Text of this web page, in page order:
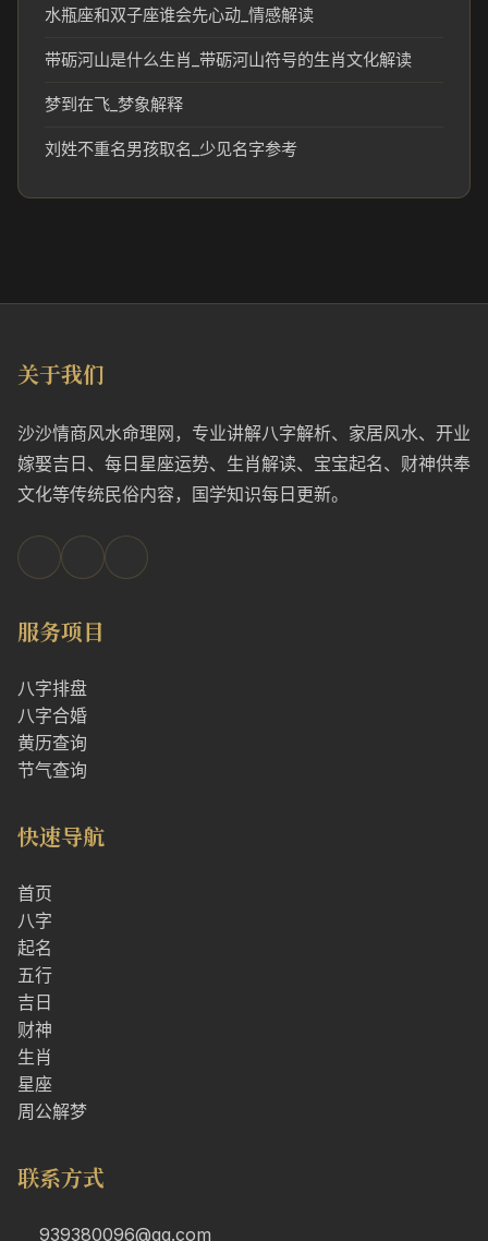
水瓶座和双子座谁会先心动_情感解读
带砺河山是什么生肖_带砺河山符号的生肖文化解读
梦到在飞_梦象解释
刘姓不重名男孩取名_少见名字参考
关于我们
沙沙情商风水命理网，专业讲解八字解析、家居风水、开业
嫁娶吉日、每日星座运势、生肖解读、宝宝起名、财神供奉
文化等传统民俗内容，国学知识每日更新。
服务项目
八字排盘
八字合婚
黄历查询
节气查询
快速导航
首页
八字
起名
五行
吉日
财神
生肖
星座
周公解梦
联系方式
939380096@qq.com